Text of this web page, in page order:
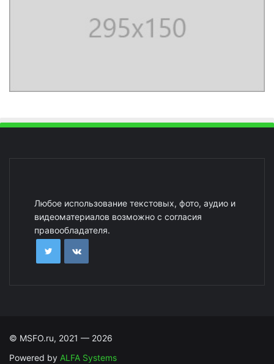
Любое использование текстовых, фото, аудио и
видеоматериалов возможно с согласия
правообладателя.
© MSFO.ru, 2021 — 2026
Powered by ALFA Systems